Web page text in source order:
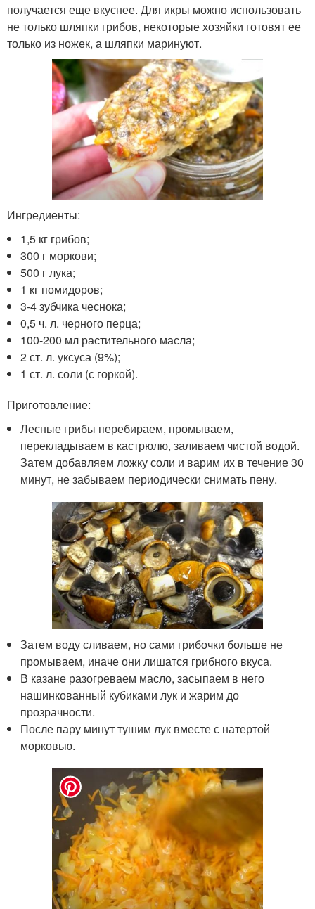
получается еще вкуснее. Для икры можно использовать
не только шляпки грибов, некоторые хозяйки готовят ее
только из ножек, а шляпки маринуют.
Ингредиенты:
1,5 кг грибов;
300 г моркови;
500 г лука;
1 кг помидоров;
3-4 зубчика чеснока;
0,5 ч. л. черного перца;
100-200 мл растительного масла;
2 ст. л. уксуса (9%);
1 ст. л. соли (с горкой).
Приготовление:
Лесные грибы перебираем, промываем,
перекладываем в кастрюлю, заливаем чистой водой.
Затем добавляем ложку соли и варим их в течение 30
минут, не забываем периодически снимать пену.
Затем воду сливаем, но сами грибочки больше не
промываем, иначе они лишатся грибного вкуса.
В казане разогреваем масло, засыпаем в него
нашинкованный кубиками лук и жарим до
прозрачности.
После пару минут тушим лук вместе с натертой
морковью.